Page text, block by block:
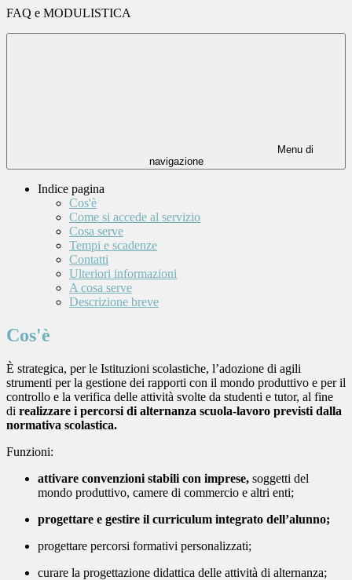
FAQ e MODULISTICA
Menu di
navigazione
Indice pagina
Cos'è
Come si accede al servizio
Cosa serve
Tempi e scadenze
Contatti
Ulteriori informazioni
A cosa serve
Descrizione breve
Cos'è
È strategica, per le Istituzioni scolastiche, l’adozione di agili
strumenti per la gestione dei rapporti con il mondo produttivo e per il
controllo e la verifica delle attività svolte da studenti e tutor, al fine
di realizzare i percorsi di alternanza scuola-lavoro previsti dalla
normativa scolastica.
Funzioni:
attivare convenzioni stabili con imprese, soggetti del
mondo produttivo, camere di commercio e altri enti;
progettare e gestire il curriculum integrato dell’alunno;
progettare percorsi formativi personalizzati;
curare la progettazione didattica delle attività di alternanza;